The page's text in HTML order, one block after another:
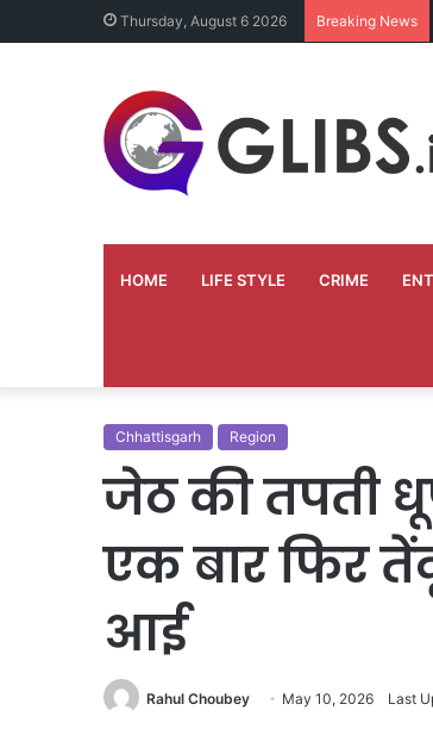
Thursday, August 6 2026 Breaking News
HOME LIFE STYLE CRIME
Chhattisgarh Region
जेठ की तपती
एक बार फिर
आई
Rahul Choubey May 10, 2026 Last